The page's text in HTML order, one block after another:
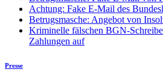
Achtung: Fake E-Mail des
Betrugsmasche: Angebot von
Kriminelle fälschen BGN-
Zahlungen auf
Presse